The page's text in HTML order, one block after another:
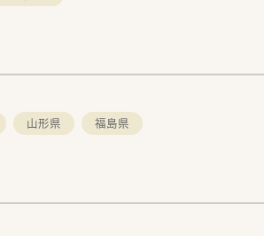
山形県 福島県